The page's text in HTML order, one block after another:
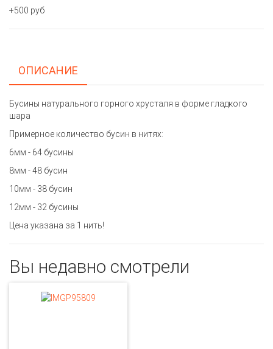
+500 руб
ОПИСАНИЕ
Бусины натурального горного хрусталя в форме гладкого
шара
Примерное количество бусин в нитях:
6мм - 64 бусины
8мм - 48 бусин
10мм - 38 бусин
12мм - 32 бусины
Цена указана за 1 нить!
Вы недавно смотрели